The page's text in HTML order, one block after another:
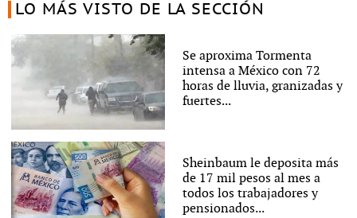
LO MÁS VISTO DE LA SECCIÓN
Se aproxima Tormenta
intensa a México con 72
horas de lluvia, granizadas y
fuertes...
Sheinbaum le deposita más
de 17 mil pesos al mes a
todos los trabajadores y
pensionados...